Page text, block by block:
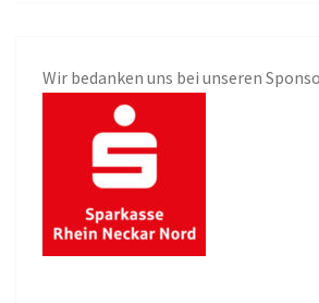
Wir bedanken uns bei unseren